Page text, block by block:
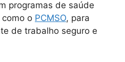
programas de saúde
o PCMSO, para
de trabalho seguro e